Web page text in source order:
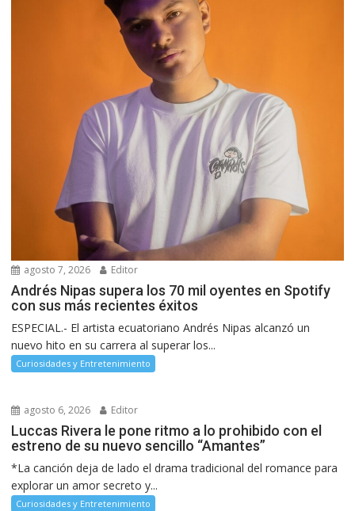
agosto 7, 2026 Editor
Andrés Nipas supera los 70 mil oyentes en Spotify
con sus más recientes éxitos
ESPECIAL.- El artista ecuatoriano Andrés Nipas alcanzó un
nuevo hito en su carrera al superar los...
Curiosidades y Entretenimiento
agosto 6, 2026 Editor
Luccas Rivera le pone ritmo a lo prohibido con el
estreno de su nuevo sencillo “Amantes”
*La canción deja de lado el drama tradicional del romance para
explorar un amor secreto y...
Curiosidades y Entretenimiento